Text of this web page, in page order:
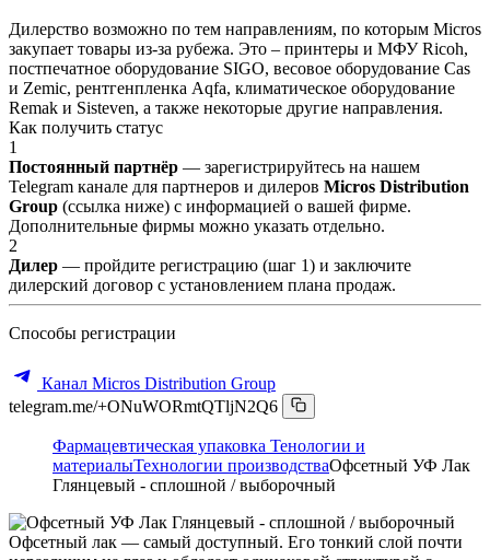
Дилерство возможно по тем направлениям, по которым Micros
закупает товары из-за рубежа. Это – принтеры и МФУ Ricoh,
постпечатное оборудование SIGO, весовое оборудование Cas
и Zemic, рентгенпленка Aqfa, климатическое оборудование
Remak и Sisteven, а также некоторые другие направления.
Как получить статус
1
Постоянный партнёр — зарегистрируйтесь на нашем
Telegram канале для партнеров и дилеров Micros Distribution
Group (ссылка ниже) с информацией о вашей фирме.
Дополнительные фирмы можно указать отдельно.
2
Дилер — пройдите регистрацию (шаг 1) и заключите
дилерский договор с установлением плана продаж.
Способы регистрации
Канал Micros Distribution Group
telegram.me/+ONuWORmtQTljN2Q6
Фармацевтическая упаковка Тенологии и
материалыТехнологии производстваОфсетный УФ Лак
Глянцевый - сплошной / выборочный
Офсетный лак — самый доступный. Его тонкий слой почти